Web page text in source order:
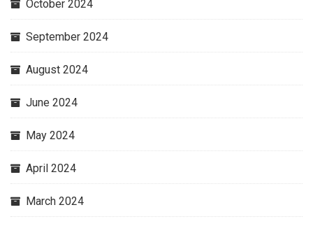
October 2024
September 2024
August 2024
June 2024
May 2024
April 2024
March 2024